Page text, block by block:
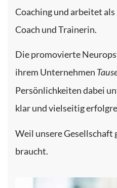
Coaching und arbeitet
Coach und Trainerin.
Die promovierte
ihrem Unternehmen
Persönlichkeiten dabei
klar und vielseitig
Weil unsere Gesellschaft
braucht.